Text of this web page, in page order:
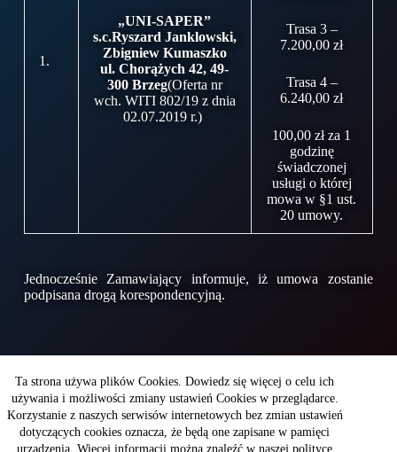
Ta strona używa plików Cookies. Dowiedz się więcej o celu ich
używania i możliwości zmiany ustawień Cookies w przeglądarce.
Korzystanie z naszych serwisów internetowych bez zmian ustawień
dotyczących cookies oznacza, że będą one zapisane w pamięci
urządzenia. Więcej informacji można znaleźć w naszej polityce
1.
„UNI-SAPER”
s.c.Ryszard Janklowski,
Zbigniew Kumaszko
ul. Chorążych 42, 49-
300 Brzeg(Oferta nr
wch. WITI 802/19 z dnia
02.07.2019 r.)
Trasa 3 –
7.200,00 zł
Trasa 4 –
6.240,00 zł
100,00 zł za 1
godzinę
świadczonej
usługi o której
mowa w §1 ust.
20 umowy.
Jednocześnie Zamawiający informuje, iż umowa zostanie
podpisana drogą korespondencyjną.
Wojskowy Instytut Techniki Inżynieryjnej
im. profesora Józefa Kosackiego
ul. Obornicka 136